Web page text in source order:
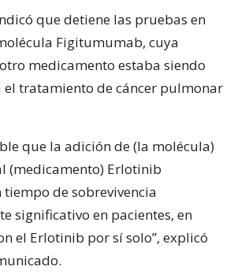
que detiene las pruebas en
Figitumumab, cuya
medicamento estaba siendo
tratamiento de cáncer pulmonar
que la adición de (la molécula)
(medicamento) Erlotinib
de sobrevivencia
significativo en pacientes, en
el Erlotinib por sí solo”, explicó